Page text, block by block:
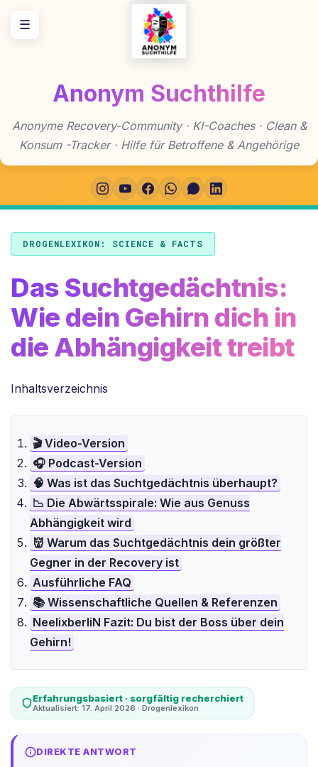
Inhalt
springen
Anonym Suchthilfe
Anonyme Recovery-Community · KI-Coaches · Clean &
Konsum -Tracker · Hilfe für Betroffene & Angehörige
DROGENLEXIKON: SCIENCE & FACTS
Das Suchtgedächtnis:
Wie dein Gehirn dich in
die Abhängigkeit treibt
Inhaltsverzeichnis
🎬 Video-Version
🎧 Podcast-Version
🧠 Was ist das Suchtgedächtnis überhaupt?
📉 Die Abwärtsspirale: Wie aus Genuss
Abhängigkeit wird
👹 Warum das Suchtgedächtnis dein größter
Gegner in der Recovery ist
Ausführliche FAQ
📚 Wissenschaftliche Quellen & Referenzen
NeelixberliN Fazit: Du bist der Boss über dein
Gehirn!
Erfahrungsbasiert · sorgfältig recherchiert
Aktualisiert: 17. April 2026 · Drogenlexikon
DIREKTE ANTWORT
☰